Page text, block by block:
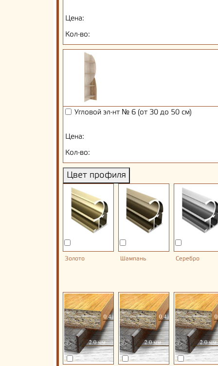
Цена:
Кол-во:
Угловой эл-нт № 6 (от 30 до 50 см)
Цена:
Кол-во:
Цвет профиля
Золото Шампань Серебро